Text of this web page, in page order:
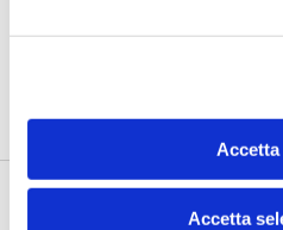
Accetta
realizzati con l'AI funzionano.